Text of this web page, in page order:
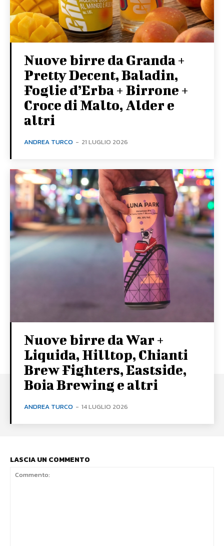
Nuove birre da Granda +
Pretty Decent, Baladin,
Foglie d’Erba + Birrone +
Croce di Malto, Alder e
altri
ANDREA TURCO - 21 LUGLIO 2026
Nuove birre da War +
Liquida, Hilltop, Chianti
Brew Fighters, Eastside,
Boia Brewing e altri
ANDREA TURCO - 14 LUGLIO 2026
LASCIA UN COMMENTO